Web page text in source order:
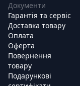
Документи
Гарантія та сервіс
Доставка товару
Оплата
Оферта
Повернення
товару
Подарункові